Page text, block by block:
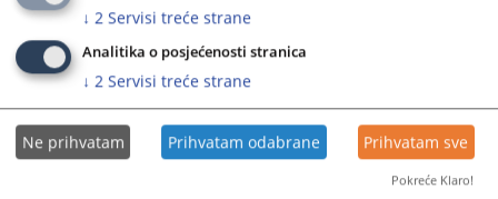
↓ 2 Servisi treće strane
Analitika o posjećenosti stranica
↓ 2 Servisi treće strane
Ne prihvatam Prihvatam odabrane Prihvatam sve
Pokreće Klaro!